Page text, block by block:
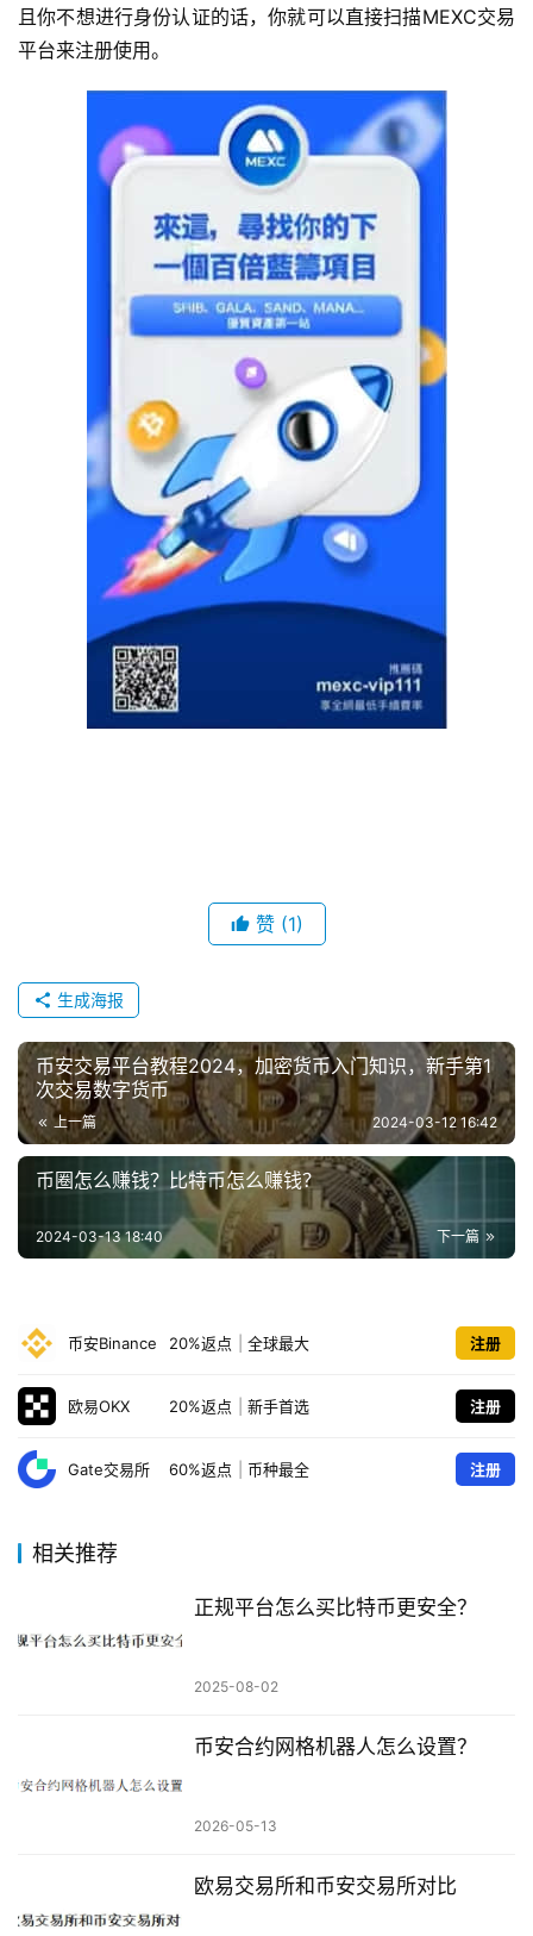
且你不想进行身份认证的话，你就可以直接扫描MEXC交易
平台来注册使用。
赞 (1)
生成海报
币安交易平台教程2024，加密货币入门知识，新手第1
次交易数字货币
上一篇 2024-03-12 16:42
币圈怎么赚钱？比特币怎么赚钱？
下一篇
2024-03-13 18:40
币安Binance 20%返点 全球最大 注册
欧易OKX 20%返点 新手首选 注册
Gate交易所 60%返点 币种最全 注册
相关推荐
正规平台怎么买比特币更安全？
2025-08-02
币安合约网格机器人怎么设置？
2026-05-13
欧易交易所和币安交易所对比